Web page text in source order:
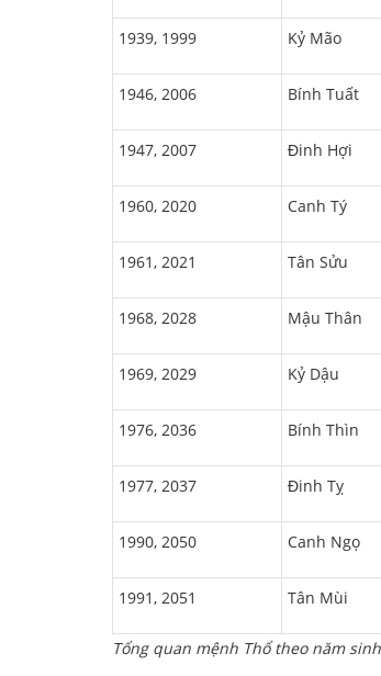
1939, 1999 Kỷ Mão
1946, 2006 Bính Tuất
1947, 2007 Đinh Hợi
1960, 2020 Canh Tý
1961, 2021 Tân Sửu
1968, 2028 Mậu Thân
1969, 2029 Kỷ Dậu
1976, 2036 Bính Thìn
1977, 2037 Đinh Tỵ
1990, 2050 Canh Ngọ
1991, 2051 Tân Mùi
Tổng quan mệnh Thổ theo năm sinh